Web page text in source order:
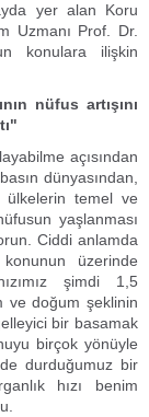
yer alan Koru
Uzmanı Prof. Dr.
konulara ilişkin
nüfus artışını
açısından
dünyasından,
ülkelerin temel ve
yaşlanması
Ciddi anlamda
üzerinde
şimdi 1,5
ve doğum şeklinin
bir basamak
birçok yönüyle
durduğumuz bir
hızı benim